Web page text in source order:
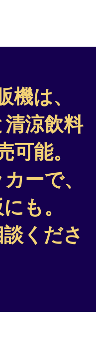
機は、
涼飲料
可能。
ーで、
も。
くださ